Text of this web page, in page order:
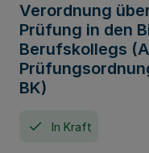
Verordnung
Prüfung in den
Berufskollegs
BK)
In Kraft